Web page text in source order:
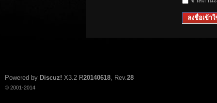
ลงชื่อเข้าใ
Powered by Discuz! X3.2 R20140618, Rev.28
© 2001-2014